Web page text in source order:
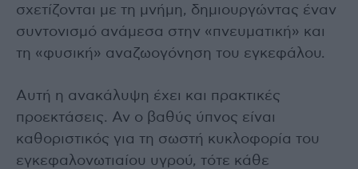
σχετίζονται με τη μνήμη, δημιουργώντας έναν
συντονισμό ανάμεσα στην «πνευματική» και
τη «φυσική» αναζωογόνηση του εγκεφάλου.
Αυτή η ανακάλυψη έχει και πρακτικές
προεκτάσεις. Αν ο βαθύς ύπνος είναι
καθοριστικός για τη σωστή κυκλοφορία του
εγκεφαλονωτιαίου υγρού, τότε κάθε